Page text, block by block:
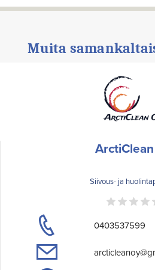
Muita
Siivous- ja
0403537599